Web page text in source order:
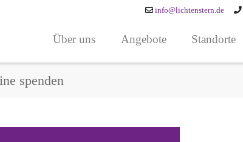
Über uns Angebote Standorte
info@lichtenstern.de
spenden